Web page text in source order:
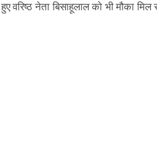
नेता बिसाहूलाल काे भी मौका मिल